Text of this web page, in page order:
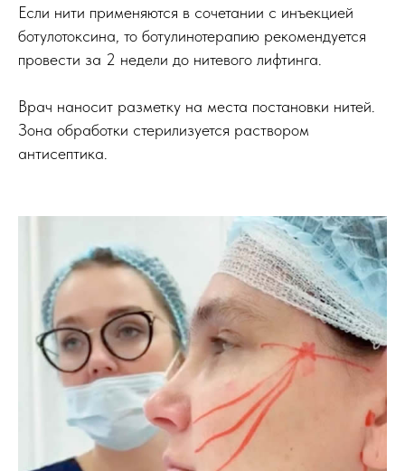
Если нити применяются в сочетании с инъекцией
ботулотоксина, то ботулинотерапию рекомендуется
провести за 2 недели до нитевого лифтинга.
Врач наносит разметку на места постановки нитей.
Зона обработки стерилизуется раствором
антисептика.